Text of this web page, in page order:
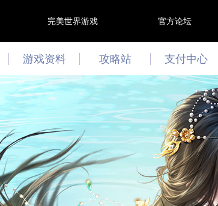
官方论坛
完美世界游戏
游戏资料 攻略站
游戏资讯
攻略心得
最新活动
文曲答题
技能模拟器
支付中心